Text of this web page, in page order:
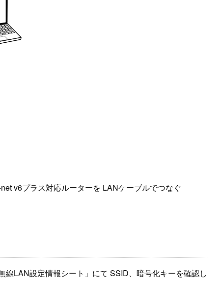
v6プラス対応ルーターを LANケーブルでつなぐ
LAN設定情報シート」にて SSID、暗号化キーを確認し